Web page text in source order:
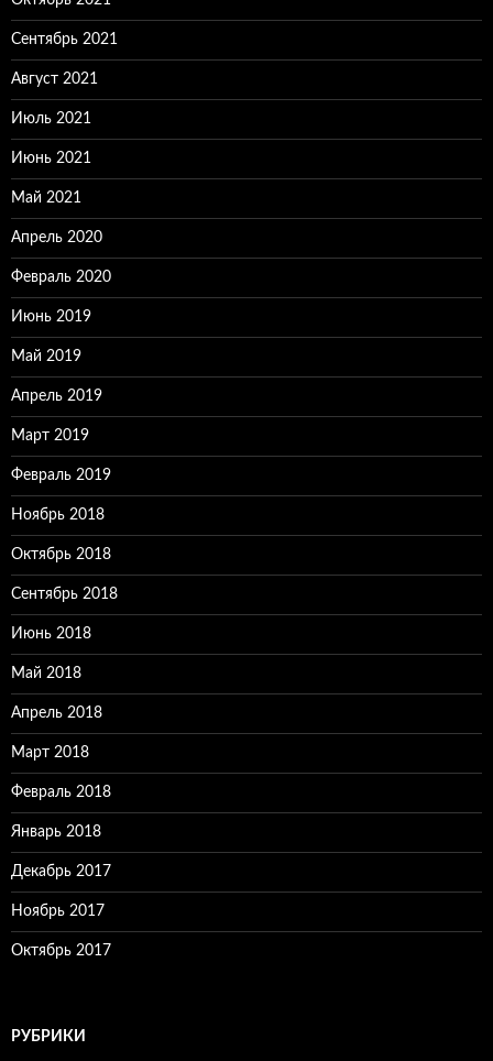
Сентябрь 2021
Август 2021
Июль 2021
Июнь 2021
Май 2021
Апрель 2020
Февраль 2020
Июнь 2019
Май 2019
Апрель 2019
Март 2019
Февраль 2019
Ноябрь 2018
Октябрь 2018
Сентябрь 2018
Июнь 2018
Май 2018
Апрель 2018
Март 2018
Февраль 2018
Январь 2018
Декабрь 2017
Ноябрь 2017
Октябрь 2017
РУБРИКИ